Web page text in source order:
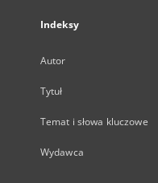
Indeksy
Autor
Tytuł
Temat i słowa kluczowe
Wydawca